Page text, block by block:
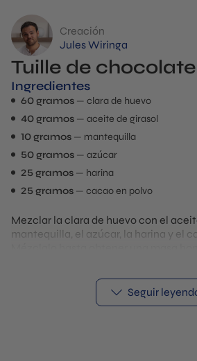
Tuille de chocolate
Creación
Jules Wiringa
Ingredientes
60 gramos
clara de huevo
40 gramos
aceite de girasol
10 gramos
mantequilla
50 gramos
azúcar
25 gramos
harina
25 gramos
cacao en polvo
Mezclar la clara de huevo con el
mantequilla, el azúcar, la harina y el
unos 20 minutos. Cuando el molde
desmolda los tuilles para evitar que
Seguir